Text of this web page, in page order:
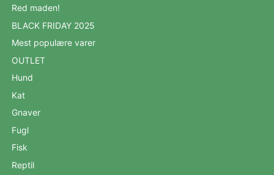
Red maden!
BLACK FRIDAY 2025
Mest populære varer
OUTLET
Hund
Kat
Gnaver
Fugl
Fisk
Reptil